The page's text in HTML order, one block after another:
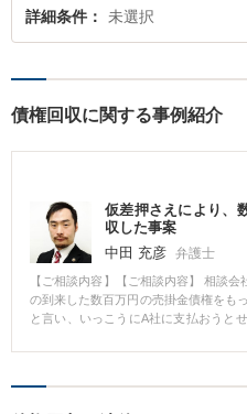
詳細条件 未選択
債権回収に関する事例紹介
仮差押さえにより、
収した事案
中田 充彦 弁護士
【ご相談内容】【ご相談内容】 相談
の到来した数百万円の売掛金債権をも
と言い、いっこうにA社に支払おうと
は、翌月に取引先のC社から、数千万